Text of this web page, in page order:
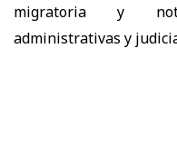
migratoria y
administrativas y